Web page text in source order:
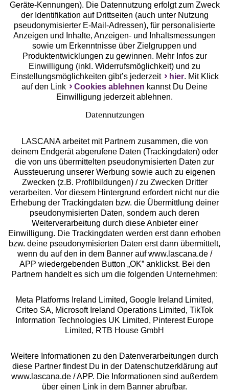
Unsere Apps
Services
Beratung
Über uns
Rechtliches
Alle Preise inkl. MwSt., zzgl.
Versandkosten
** Bonität vorausgesetzt, berechtigt zur Bonitätsprüfung
Geräte-Kennungen). Die Datennutzung erfolgt zum Zweck
der Identifikation auf Drittseiten (auch unter Nutzung
pseudonymisierter E-Mail-Adressen), für personalisierte
Anzeigen und Inhalte, Anzeigen- und Inhaltsmessungen
sowie um Erkenntnisse über Zielgruppen und
Produktentwicklungen zu gewinnen. Mehr Infos zur
Einwilligung (inkl. Widerrufsmöglichkeit) und zu
Einstellungsmöglichkeiten gibt’s jederzeit
hier. Mit Klick
auf den Link
Cookies ablehnen kannst Du Deine
Einwilligung jederzeit ablehnen.
Datennutzungen
LASCANA arbeitet mit Partnern zusammen, die von
deinem Endgerät abgerufene Daten (Trackingdaten) oder
die von uns übermittelten pseudonymisierten Daten zur
Aussteuerung unserer Werbung sowie auch zu eigenen
Zwecken (z.B. Profilbildungen) / zu Zwecken Dritter
verarbeiten. Vor diesem Hintergrund erfordert nicht nur die
Erhebung der Trackingdaten bzw. die Übermittlung deiner
pseudonymisierten Daten, sondern auch deren
Weiterverarbeitung durch diese Anbieter einer
Einwilligung. Die Trackingdaten werden erst dann erhoben
bzw. deine pseudonymisierten Daten erst dann übermittelt,
wenn du auf den in dem Banner auf www.lascana.de /
APP wiedergebenden Button „OK” anklickst. Bei den
Partnern handelt es sich um die folgenden Unternehmen:
Meta Platforms Ireland Limited, Google Ireland Limited,
Criteo SA, Microsoft Ireland Operations Limited, TikTok
Information Technologies UK Limited, Pinterest Europe
Limited, RTB House GmbH
Weitere Informationen zu den Datenverarbeitungen durch
diese Partner findest Du in der Datenschutzerklärung auf
www.lascana.de / APP. Die Informationen sind außerdem
über einen Link in dem Banner abrufbar.